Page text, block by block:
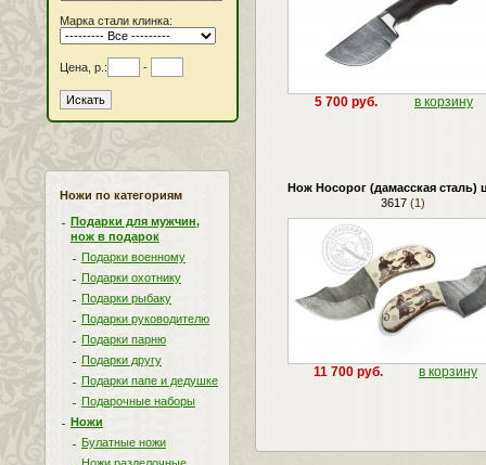
Марка стали клинка:
Цена, р.: -
Ножи по категориям
Подарки для мужчин,
нож в подарок
Подарки военному
Подарки охотнику
Подарки рыбаку
Подарки руководителю
Подарки парню
Подарки другу
Подарки папе и дедушке
Подарочные наборы
Ножи
Булатные ножи
5 700 руб. в корзину
Нож Носорог (дамасская сталь)
3617(1)
11 700 руб. в корзину